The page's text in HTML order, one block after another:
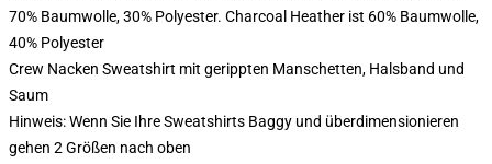
70% Baumwolle, 30% Polyester. Charcoal Heather ist 60% Baumwolle,
40% Polyester
Crew Nacken Sweatshirt mit gerippten Manschetten, Halsband und
Saum
Hinweis: Wenn Sie Ihre Sweatshirts Baggy und überdimensionieren
gehen 2 Größen nach oben